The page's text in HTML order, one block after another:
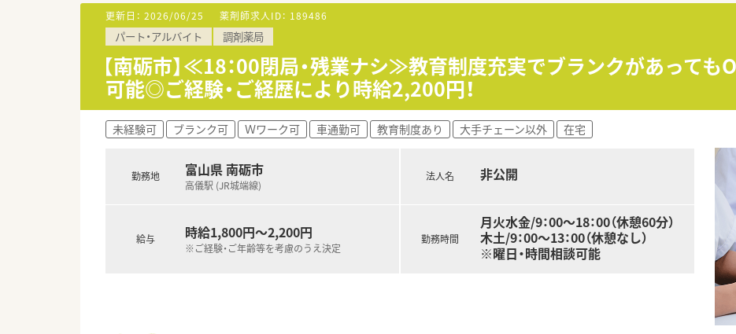
【法人特徴について】
■調剤薬局の運営だけでなく、将来的にご自身の薬局を持ちたいと考える薬剤師へ向けた独立開局支
■これまでに15法人15名の独立を支援してきた確かな実績があり、資金繰りや店舗立ち上げなどの
■自他共栄の精神を大切にしており、同じ志を持つ仲間同士で互いに刺激し合いながら成長していけ
【職場環境と雰囲気】
■スタッフ同士のコミュニケーションが活発で、年齢や経験に関係なく誰でも自由に意見を言い合え
■高い目標を持つ前向きなスタッフが多く在籍しており、お互いに切磋琢磨しながらスキルアップを
■薬剤師会への加入など教育制度が充実しているため、常に新しい知識を吸収しながら専門性を高め
更新日： 2026/06/25 薬剤師求人ID： 189486
パート・アルバイト 調剤薬局
【南砺市】≪18：00閉局・残業ナシ≫教育制度充実でブランクがあっても
可能◎ご経験・ご経歴により時給2,200円！
未経験可 ブランク可 Ｗワーク可 車通勤可 教育制度あり 大手チェーン以外 在宅
勤務地 富山県 南砺市
高儀駅 (JR城端線)
給与 時給1,800円～2,200円
※ご経験・ご年齢等を考慮のうえ決定
法人名 非公開
勤務時間
月火水金/9：00～18：00（休憩60分）
木土/9：00～13：00（休憩なし）
※曜日・時間相談可能